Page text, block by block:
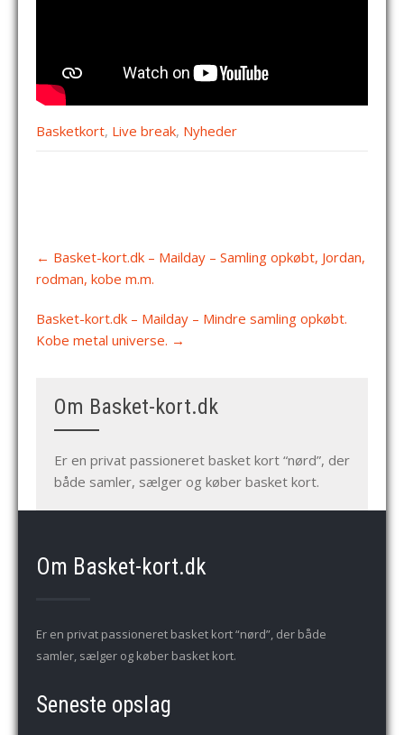
Basketkort, Live break, Nyheder
navigation
← Basket-kort.dk – Mailday – Samling opkøbt, Jordan,
rodman, kobe m.m.
Basket-kort.dk – Mailday – Mindre samling opkøbt.
Kobe metal universe. →
Om Basket-kort.dk
Er en privat passioneret basket kort “nørd”, der
både samler, sælger og køber basket kort.
Om Basket-kort.dk
Er en privat passioneret basket kort “nørd”, der både
samler, sælger og køber basket kort.
Seneste opslag